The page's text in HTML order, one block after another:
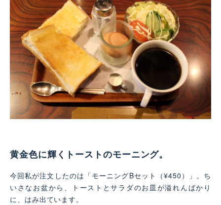
黄金色に輝くトーストのモーニング。
今回私が注文したのは「モーニングBセット（¥450）」。ち
いさなお盆から、トーストとサラダのお皿が溢れんばかり
に、はみ出ています。